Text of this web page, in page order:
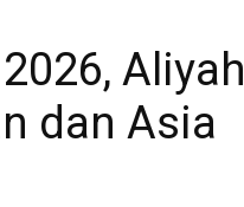
Aliyah
dan Asia